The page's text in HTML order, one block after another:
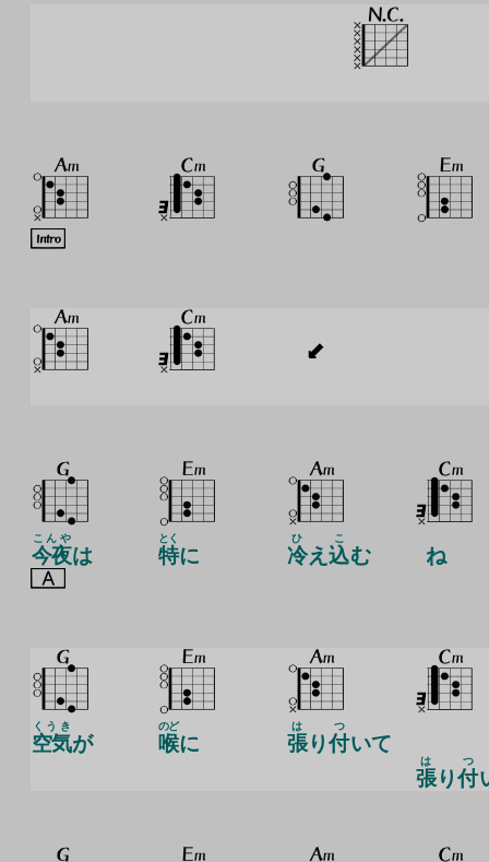
今夜
こんや
は 特
とく
に 冷
ひ
え込
こ
む ね
空気
くうき
が 喉
のど
に 張
は
り付
つ
いて
張
は
り付
つ